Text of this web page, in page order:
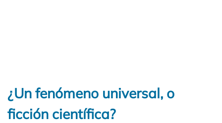
¿Un fenómeno universal, o
ficción científica?